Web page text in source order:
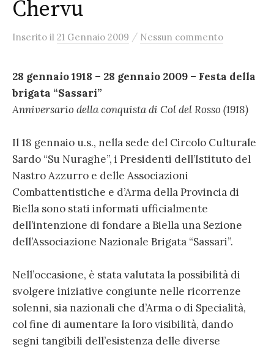
Chervu
Inserito il 21 Gennaio 2009 / Nessun commento
28 gennaio 1918 – 28 gennaio 2009 – Festa della
brigata “Sassari”
Anniversario della conquista di Col del Rosso (1918)
Il 18 gennaio u.s., nella sede del Circolo Culturale
Sardo “Su Nuraghe”, i Presidenti dell’Istituto del
Nastro Azzurro e delle Associazioni
Combattentistiche e d’Arma della Provincia di
Biella sono stati informati ufficialmente
dell’intenzione di fondare a Biella una Sezione
dell’Associazione Nazionale Brigata “Sassari”.
Nell’occasione, è stata valutata la possibilità di
svolgere iniziative congiunte nelle ricorrenze
solenni, sia nazionali che d’Arma o di Specialità,
col fine di aumentare la loro visibilità, dando
segni tangibili dell’esistenza delle diverse